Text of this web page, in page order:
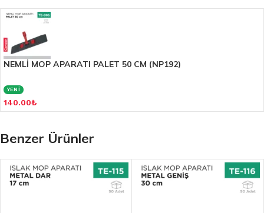
NEMLİ MOP APARATI PALET 50 CM (NP192)
YENİ
140.00₺
Benzer Ürünler